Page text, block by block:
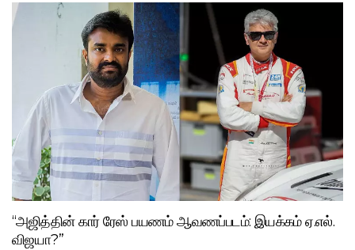
“அஜித்தின் கார் ரேஸ் பயணம் ஆவணப்படம்: இயக்கம் ஏ.எல்.
விஜயா?”